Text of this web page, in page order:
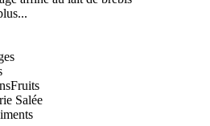
Fruits
Salée